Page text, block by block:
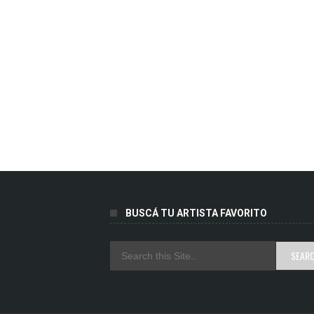
BUSCÁ TU ARTISTA FAVORITO